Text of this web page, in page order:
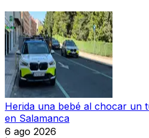
Herida una bebé al chocar un
en Salamanca
6 ago 2026